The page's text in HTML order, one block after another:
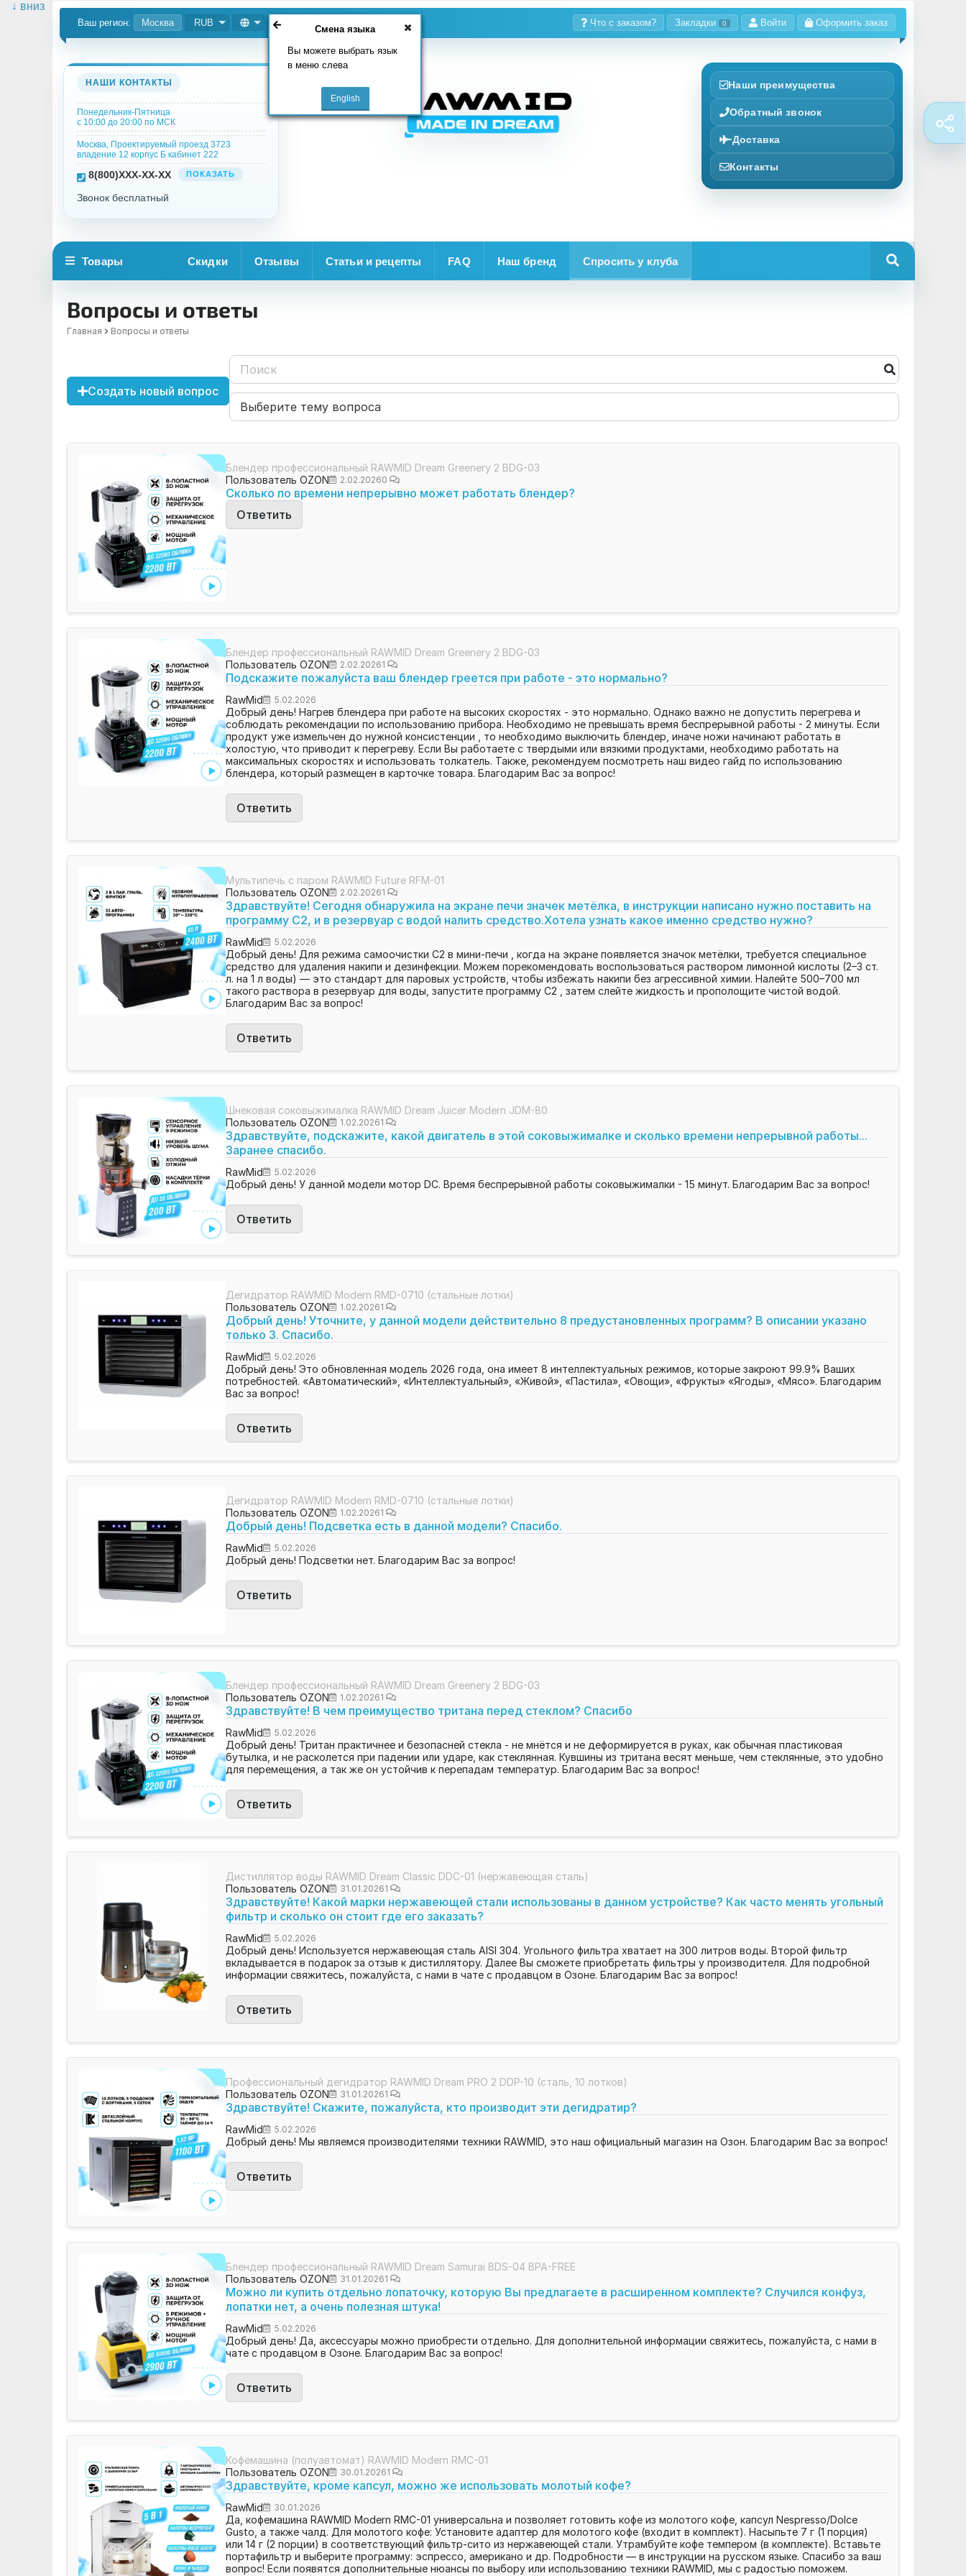
↓ вниз
Ваш регион: Москва RUB
Смена языка
Вы можете выбрать язык
в меню слева
Что с заказом? Закладки 0 Войти Оформить заказ
НАШИ КОНТАКТЫ
Понедельник-Пятница
с 10:00 до 20:00 по МСК
Москва, Проектируемый проезд 3723
владение 12 корпус Б кабинет 222
8(800)XXX-XX-XX ПОКАЗАТЬ
Звонок бесплатный
Наши преимущества
Обратный звонок
Доставка
Контакты
Товары Скидки Отзывы Статьи и рецепты FAQ Наш бренд Спросить у клуба
Вопросы и ответы
Главная Вопросы и ответы
Создать новый вопрос
Блендер профессиональный RAWMID Dream Greenery 2 BDG-03
Пользователь OZON
2.02.20260
Сколько по времени непрерывно может работать блендер?
Ответить
Блендер профессиональный RAWMID Dream Greenery 2 BDG-03
Пользователь OZON
2.02.20261
Подскажите пожалуйста ваш блендер греется при работе - это нормально?
RawMid 5.02.2026
Добрый день! Нагрев блендера при работе на высоких скоростях - это нормально. Однако важно не допустить перегрева и
соблюдать рекомендации по использованию прибора. Необходимо не превышать время беспрерывной работы - 2 минуты. Если
продукт уже измельчен до нужной консистенции , то необходимо выключить блендер, иначе ножи начинают работать в
холостую, что приводит к перегреву. Если Вы работаете с твердыми или вязкими продуктами, необходимо работать на
максимальных скоростях и использовать толкатель. Также, рекомендуем посмотреть наш видео гайд по использованию
блендера, который размещен в карточке товара. Благодарим Вас за вопрос!
Ответить
Мультипечь с паром RAWMID Future RFM-01
Пользователь OZON
2.02.20261
Здравствуйте! Сегодня обнаружила на экране печи значек метёлка, в инструкции написано нужно поставить на
программу С2, и в резервуар с водой налить средство.Хотела узнать какое именно средство нужно?
RawMid 5.02.2026
Добрый день! Для режима самоочистки C2 в мини-печи , когда на экране появляется значок метёлки, требуется специальное
средство для удаления накипи и дезинфекции. Можем порекомендовать воспользоваться раствором лимонной кислоты (2–3 ст.
л. на 1 л воды) — это стандарт для паровых устройств, чтобы избежать накипи без агрессивной химии. Налейте 500–700 мл
такого раствора в резервуар для воды, запустите программу C2 , затем слейте жидкость и прополощите чистой водой.
Благодарим Вас за вопрос!
Ответить
Шнековая соковыжималка RAWMID Dream Juicer Modern JDM-80
Пользователь OZON
1.02.20261
Здравствуйте, подскажите, какой двигатель в этой соковыжималке и сколько времени непрерывной работы...
Заранее спасибо.
RawMid 5.02.2026
Добрый день! У данной модели мотор DС. Время беспрерывной работы соковыжималки - 15 минут. Благодарим Вас за вопрос!
Ответить
Дегидратор RAWMID Modern RMD-0710 (стальные лотки)
Пользователь OZON
1.02.20261
Добрый день! Уточните, у данной модели действительно 8 предустановленных программ? В описании указано
только 3. Спасибо.
RawMid 5.02.2026
Добрый день! Это обновленная модель 2026 года, она имеет 8 интеллектуальных режимов, которые закроют 99.9% Ваших
потребностей. «Автоматический», «Интеллектуальный», «Живой», «Пастила», «Овощи», «Фрукты» «Ягоды», «Мясо». Благодарим
Вас за вопрос!
Ответить
Дегидратор RAWMID Modern RMD-0710 (стальные лотки)
Пользователь OZON
1.02.20261
Добрый день! Подсветка есть в данной модели? Спасибо.
RawMid 5.02.2026
Добрый день! Подсветки нет. Благодарим Вас за вопрос!
Ответить
Блендер профессиональный RAWMID Dream Greenery 2 BDG-03
Пользователь OZON
1.02.20261
Здравствуйте! В чем преимущество тритана перед стеклом? Спасибо
RawMid 5.02.2026
Добрый день! Тритан практичнее и безопасней стекла - не мнётся и не деформируется в руках, как обычная пластиковая
бутылка, и не расколется при падении или ударе, как стеклянная. Кувшины из тритана весят меньше, чем стеклянные, это удобно
для перемещения, а так же он устойчив к перепадам температур. Благодарим Вас за вопрос!
Ответить
Дистиллятор воды RAWMID Dream Classic DDC-01 (нержавеющая сталь)
Пользователь OZON
31.01.20261
Здравствуйте! Какой марки нержавеющей стали использованы в данном устройстве? Как часто менять угольный
фильтр и сколько он стоит где его заказать?
RawMid 5.02.2026
Добрый день! Используется нержавеющая сталь AISI 304. Угольного фильтра хватает на 300 литров воды. Второй фильтр
вкладывается в подарок за отзыв к дистиллятору. Далее Вы сможете приобретать фильтры у производителя. Для подробной
информации свяжитесь, пожалуйста, с нами в чате с продавцом в Озоне. Благодарим Вас за вопрос!
Ответить
Профессиональный дегидратор RAWMID Dream PRO 2 DDP-10 (сталь, 10 лотков)
Пользователь OZON
31.01.20261
Здравствуйте! Скажите, пожалуйста, кто производит эти дегидратир?
RawMid 5.02.2026
Добрый день! Мы являемся производителями техники RAWMID, это наш официальный магазин на Озон. Благодарим Вас за вопрос!
Ответить
Блендер профессиональный RAWMID Dream Samurai BDS-04 BPA-FREE
Пользователь OZON
31.01.20261
Можно ли купить отдельно лопаточку, которую Вы предлагаете в расширенном комплекте? Случился конфуз,
лопатки нет, а очень полезная штука!
RawMid 5.02.2026
Добрый день! Да, аксессуары можно приобрести отдельно. Для дополнительной информации свяжитесь, пожалуйста, с нами в
чате с продавцом в Озоне. Благодарим Вас за вопрос!
Ответить
Кофемашина (полуавтомат) RAWMID Modern RMC-01
Пользователь OZON
30.01.20261
Здравствуйте, кроме капсул, можно же использовать молотый кофе?
RawMid 30.01.2026
Да, кофемашина RAWMID Modern RMC-01 универсальна и позволяет готовить кофе из молотого кофе, капсул Nespresso/Dolce
Gusto, а также чалд. Для молотого кофе: Установите адаптер для молотого кофе (входит в комплект). Насыпьте 7 г (1 порция)
или 14 г (2 порции) в соответствующий фильтр-сито из нержавеющей стали. Утрамбуйте кофе темпером (в комплекте). Вставьте
портафильтр и выберите программу: эспрессо, американо и др. Подробности — в инструкции на русском языке. Спасибо за ваш
вопрос! Если появятся дополнительные нюансы по выбору или использованию техники RAWMID, мы с радостью поможем.